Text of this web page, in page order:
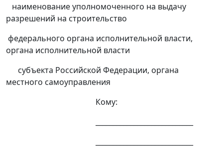
наименование уполномоченного на выдачу
разрешений на строительство
федерального органа исполнительной власти,
органа исполнительной власти
субъекта Российской Федерации, органа
местного самоуправления
Кому: